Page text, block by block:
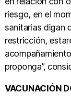
riesgo, en el
sanitarias digan
restricción,
proponga”,
VACUNACIÓN